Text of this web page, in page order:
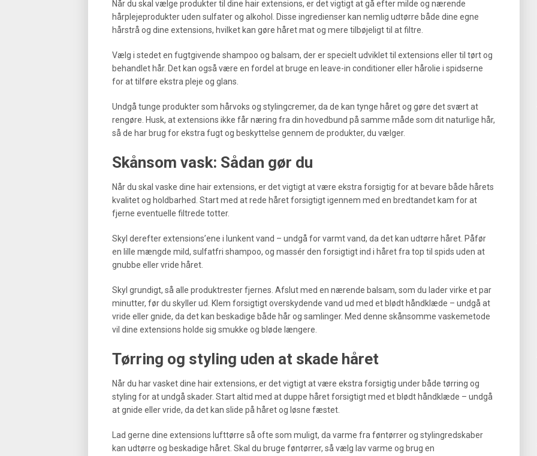
Når du skal vælge produkter til dine hair extensions, er det vigtigt at gå efter milde og nærende
hårplejeprodukter uden sulfater og alkohol. Disse ingredienser kan nemlig udtørre både dine egne
hårstrå og dine extensions, hvilket kan gøre håret mat og mere tilbøjeligt til at filtre.
Vælg i stedet en fugtgivende shampoo og balsam, der er specielt udviklet til extensions eller til tørt og
behandlet hår. Det kan også være en fordel at bruge en leave-in conditioner eller hårolie i spidserne
for at tilføre ekstra pleje og glans.
Undgå tunge produkter som hårvoks og stylingcremer, da de kan tynge håret og gøre det svært at
rengøre. Husk, at extensions ikke får næring fra din hovedbund på samme måde som dit naturlige hår,
så de har brug for ekstra fugt og beskyttelse gennem de produkter, du vælger.
Skånsom vask: Sådan gør du
Når du skal vaske dine hair extensions, er det vigtigt at være ekstra forsigtig for at bevare både hårets
kvalitet og holdbarhed. Start med at rede håret forsigtigt igennem med en bredtandet kam for at
fjerne eventuelle filtrede totter.
Skyl derefter extensions’ene i lunkent vand – undgå for varmt vand, da det kan udtørre håret. Påfør
en lille mængde mild, sulfatfri shampoo, og massér den forsigtigt ind i håret fra top til spids uden at
gnubbe eller vride håret.
Skyl grundigt, så alle produktrester fjernes. Afslut med en nærende balsam, som du lader virke et par
minutter, før du skyller ud. Klem forsigtigt overskydende vand ud med et blødt håndklæde – undgå at
vride eller gnide, da det kan beskadige både hår og samlinger. Med denne skånsomme vaskemetode
vil dine extensions holde sig smukke og bløde længere.
Tørring og styling uden at skade håret
Når du har vasket dine hair extensions, er det vigtigt at være ekstra forsigtig under både tørring og
styling for at undgå skader. Start altid med at duppe håret forsigtigt med et blødt håndklæde – undgå
at gnide eller vride, da det kan slide på håret og løsne fæstet.
Lad gerne dine extensions lufttørre så ofte som muligt, da varme fra føntørrer og stylingredskaber
kan udtørre og beskadige håret. Skal du bruge føntørrer, så vælg lav varme og brug en